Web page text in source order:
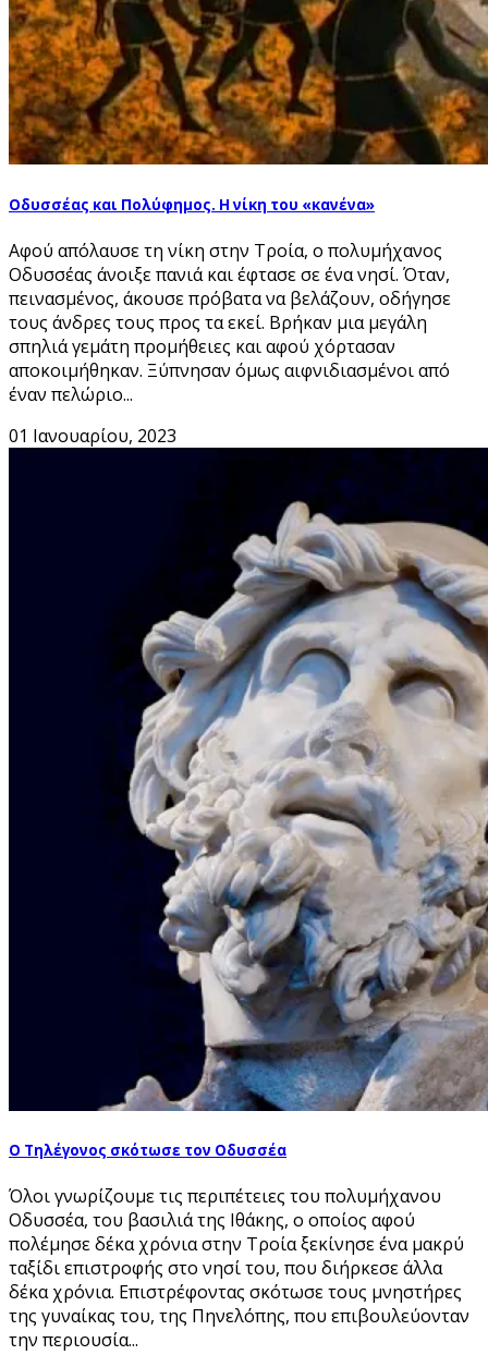
Οδυσσέας και Πολύφημος. Η νίκη του «κανένα»
Αφού απόλαυσε τη νίκη στην Τροία, ο πολυμήχανος
Οδυσσέας άνοιξε πανιά και έφτασε σε ένα νησί. Όταν,
πεινασμένος, άκουσε πρόβατα να βελάζουν, οδήγησε
τους άνδρες τους προς τα εκεί. Βρήκαν μια μεγάλη
σπηλιά γεμάτη προμήθειες και αφού χόρτασαν
αποκοιμήθηκαν. Ξύπνησαν όμως αιφνιδιασμένοι από
έναν πελώριο...
01 Ιανουαρίου, 2023
Ο Τηλέγονος σκότωσε τον Οδυσσέα
Όλοι γνωρίζουμε τις περιπέτειες του πολυμήχανου
Οδυσσέα, του βασιλιά της Ιθάκης, ο οποίος αφού
πολέμησε δέκα χρόνια στην Τροία ξεκίνησε ένα μακρύ
ταξίδι επιστροφής στο νησί του, που διήρκεσε άλλα
δέκα χρόνια. Επιστρέφοντας σκότωσε τους μνηστήρες
της γυναίκας του, της Πηνελόπης, που επιβουλεύονταν
την περιουσία...